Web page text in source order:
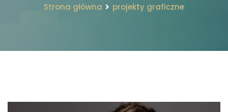
Strona główna projekty graficzne